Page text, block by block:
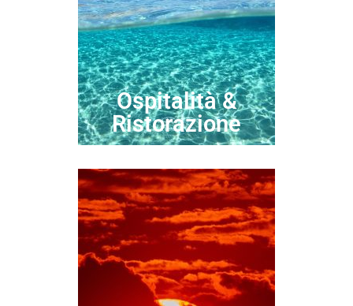
Ospitalità &
Ristorazione